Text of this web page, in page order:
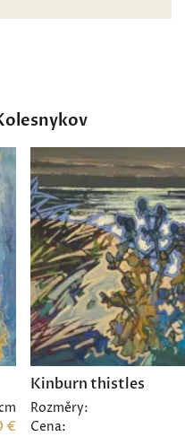
€
Kinburn thistles
Rozměry:
Cena: